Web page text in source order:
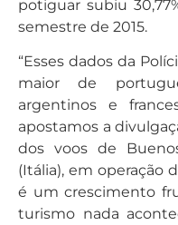
potiguar subiu
semestre de 2015.
“Esses dados da
maior de
argentinos e
apostamos a
dos voos de
(Itália), em operação
é um crescimento
turismo nada